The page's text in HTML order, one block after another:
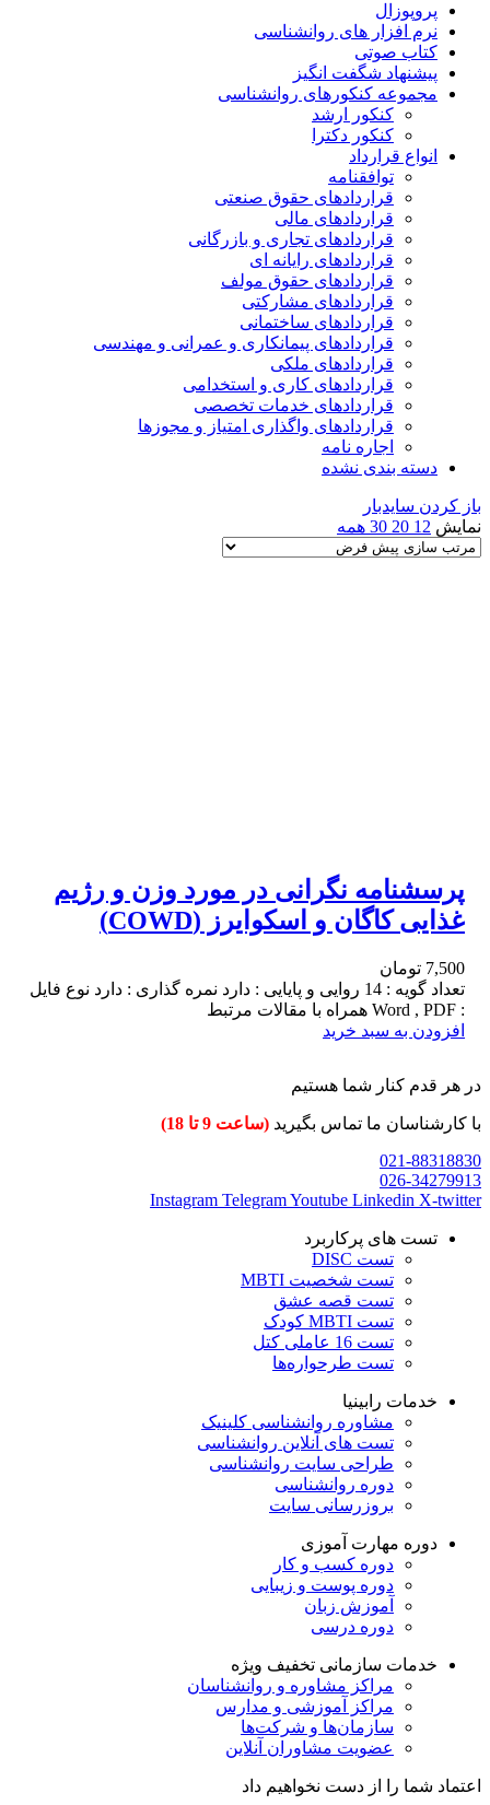
پروپوزال
نرم افزار های روانشناسی
کتاب صوتی
پیشنهاد شگفت انگیز
مجموعه کنکورهای روانشناسی
کنکور ارشد
کنکور دکترا
انواع قرارداد
توافقنامه
قراردادهای حقوق صنعتی
قراردادهای مالی
قراردادهای تجاری و بازرگانی
قراردادهای رایانه ای
قراردادهای حقوق مولف
قراردادهای مشارکتی
قراردادهای ساختمانی
قراردادهای پیمانکاری و عمرانی و مهندسی
قراردادهای ملکی
قراردادهای کاری و استخدامی
قراردادهای خدمات تخصصی
قراردادهای واگذاری امتیاز و مجوزها
اجاره نامه
دسته بندی نشده
باز کردن سایدبار
نمایش 12
20
30 همه
پرسشنامه نگرانی در مورد وزن و رژیم
غذایی کاگان و اسکوایرز (COWD)
7,500 تومان
تعداد گویه : 14 روایی و پایایی : دارد نمره گذاری : دارد نوع فایل
: Word , PDF همراه با مقالات مرتبط
افزودن به سبد خرید
در هر قدم کنار شما هستیم
با کارشناسان ما تماس بگیرید (ساعت 9 تا 18)
021-88318830
026-34279913
Instagram TelegramYoutube Linkedin X-twitter
تست های پرکاربرد
تست DISC
تست شخصیت MBTI
تست قصه عشق
تست MBTI کودک
تست 16 عاملی کتل
تست طرحواره‌ها
خدمات رابینیا
مشاوره روانشناسی کلینیک
تست های آنلاین روانشناسی
طراحی سایت روانشناسی
دوره روانشناسی
بروزرسانی سایت
دوره مهارت آموزی
دوره کسب و کار
دوره پوست و زیبایی
آموزش زبان
دوره درسی
خدمات سازمانی تخفیف ویژه
مراکز مشاوره و روانشناسان
مراکز آموزشی و مدارس
سازمان‌ها و شرکت‌ها
عضویت مشاوران آنلاین
اعتماد شما را از دست نخواهیم داد